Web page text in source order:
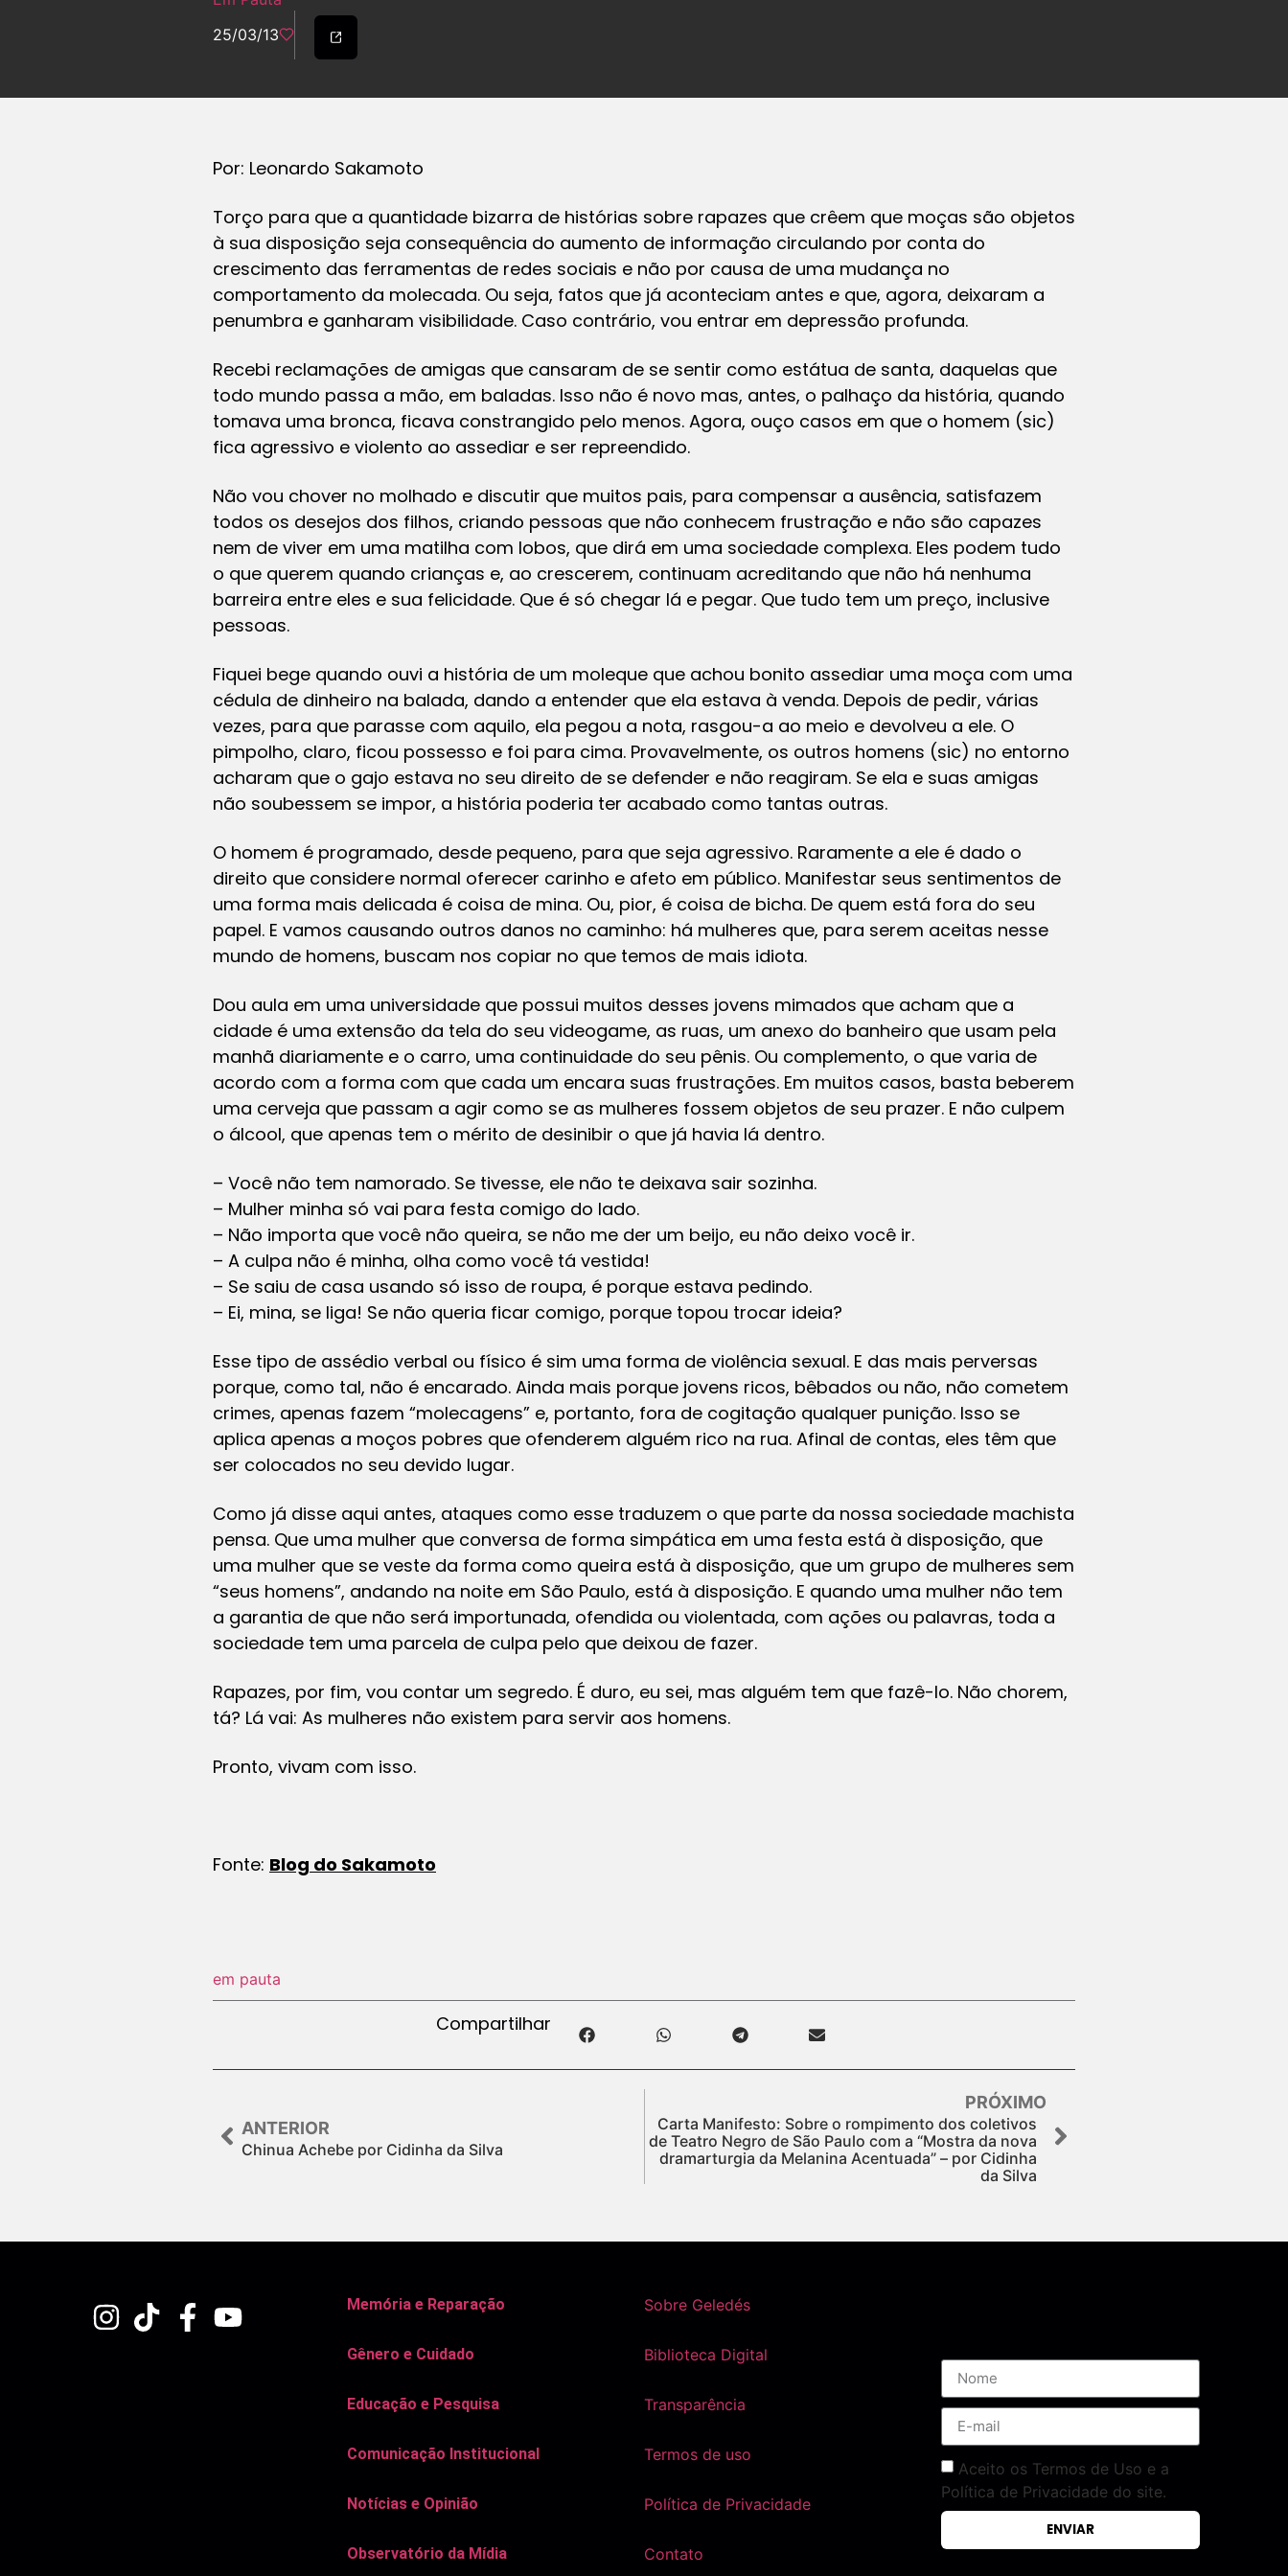
25/03/13
Por: Leonardo Sakamoto
Torço para que a quantidade bizarra de histórias sobre rapazes que crêem que moças são objetos
à sua disposição seja consequência do aumento de informação circulando por conta do
crescimento das ferramentas de redes sociais e não por causa de uma mudança no
comportamento da molecada. Ou seja, fatos que já aconteciam antes e que, agora, deixaram a
penumbra e ganharam visibilidade. Caso contrário, vou entrar em depressão profunda.
Recebi reclamações de amigas que cansaram de se sentir como estátua de santa, daquelas que
todo mundo passa a mão, em baladas. Isso não é novo mas, antes, o palhaço da história, quando
tomava uma bronca, ficava constrangido pelo menos. Agora, ouço casos em que o homem (sic)
fica agressivo e violento ao assediar e ser repreendido.
Não vou chover no molhado e discutir que muitos pais, para compensar a ausência, satisfazem
todos os desejos dos filhos, criando pessoas que não conhecem frustração e não são capazes
nem de viver em uma matilha com lobos, que dirá em uma sociedade complexa. Eles podem tudo
o que querem quando crianças e, ao crescerem, continuam acreditando que não há nenhuma
barreira entre eles e sua felicidade. Que é só chegar lá e pegar. Que tudo tem um preço, inclusive
pessoas.
Fiquei bege quando ouvi a história de um moleque que achou bonito assediar uma moça com uma
cédula de dinheiro na balada, dando a entender que ela estava à venda. Depois de pedir, várias
vezes, para que parasse com aquilo, ela pegou a nota, rasgou-a ao meio e devolveu a ele. O
pimpolho, claro, ficou possesso e foi para cima. Provavelmente, os outros homens (sic) no entorno
acharam que o gajo estava no seu direito de se defender e não reagiram. Se ela e suas amigas
não soubessem se impor, a história poderia ter acabado como tantas outras.
O homem é programado, desde pequeno, para que seja agressivo. Raramente a ele é dado o
direito que considere normal oferecer carinho e afeto em público. Manifestar seus sentimentos de
uma forma mais delicada é coisa de mina. Ou, pior, é coisa de bicha. De quem está fora do seu
papel. E vamos causando outros danos no caminho: há mulheres que, para serem aceitas nesse
mundo de homens, buscam nos copiar no que temos de mais idiota.
Dou aula em uma universidade que possui muitos desses jovens mimados que acham que a
cidade é uma extensão da tela do seu videogame, as ruas, um anexo do banheiro que usam pela
manhã diariamente e o carro, uma continuidade do seu pênis. Ou complemento, o que varia de
acordo com a forma com que cada um encara suas frustrações. Em muitos casos, basta beberem
uma cerveja que passam a agir como se as mulheres fossem objetos de seu prazer. E não culpem
o álcool, que apenas tem o mérito de desinibir o que já havia lá dentro.
– Você não tem namorado. Se tivesse, ele não te deixava sair sozinha.
– Mulher minha só vai para festa comigo do lado.
– Não importa que você não queira, se não me der um beijo, eu não deixo você ir.
– A culpa não é minha, olha como você tá vestida!
– Se saiu de casa usando só isso de roupa, é porque estava pedindo.
– Ei, mina, se liga! Se não queria ficar comigo, porque topou trocar ideia?
Esse tipo de assédio verbal ou físico é sim uma forma de violência sexual. E das mais perversas
porque, como tal, não é encarado. Ainda mais porque jovens ricos, bêbados ou não, não cometem
crimes, apenas fazem “molecagens” e, portanto, fora de cogitação qualquer punição. Isso se
aplica apenas a moços pobres que ofenderem alguém rico na rua. Afinal de contas, eles têm que
ser colocados no seu devido lugar.
Como já disse aqui antes, ataques como esse traduzem o que parte da nossa sociedade machista
pensa. Que uma mulher que conversa de forma simpática em uma festa está à disposição, que
uma mulher que se veste da forma como queira está à disposição, que um grupo de mulheres sem
“seus homens”, andando na noite em São Paulo, está à disposição. E quando uma mulher não tem
a garantia de que não será importunada, ofendida ou violentada, com ações ou palavras, toda a
sociedade tem uma parcela de culpa pelo que deixou de fazer.
Rapazes, por fim, vou contar um segredo. É duro, eu sei, mas alguém tem que fazê-lo. Não chorem,
tá? Lá vai: As mulheres não existem para servir aos homens.
Pronto, vivam com isso.
Fonte: Blog do Sakamoto
em pauta
Compartilhar
ANTERIOR
Chinua Achebe por Cidinha da Silva
PRÓXIMO
Carta Manifesto: Sobre o rompimento dos coletivos
de Teatro Negro de São Paulo com a “Mostra da nova
dramarturgia da Melanina Acentuada” – por Cidinha
da Silva
Memória e Reparação
Gênero e Cuidado
Educação e Pesquisa
Comunicação Institucional
Notícias e Opinião
Observatório da Mídia
Sobre Geledés
Biblioteca Digital
Transparência
Termos de uso
Política de Privacidade
Contato
Aceito os Termos de Uso e a
Política de Privacidade do site.
ENVIAR